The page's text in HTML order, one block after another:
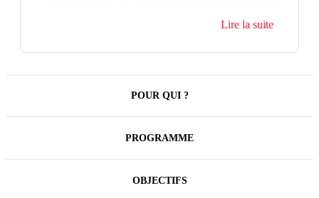
devenir plus conscient de ce phénomène et mettre
en place des stratégies utiles pour sortir de la zone
du cerveau et des impacts tant sur leur efficacité et
interactions avec les autres.
Lire la suite
POUR QUI ?
PROGRAMME
OBJECTIFS